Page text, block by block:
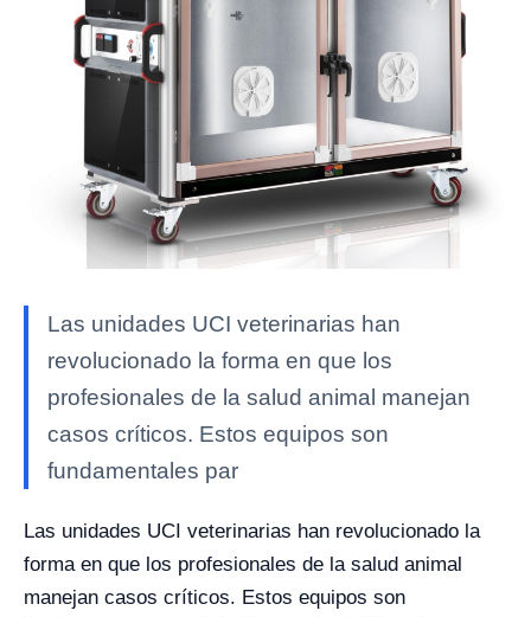
Las unidades UCI veterinarias han
revolucionado la forma en que los
profesionales de la salud animal manejan
casos críticos. Estos equipos son
fundamentales par
Las unidades UCI veterinarias han revolucionado la
forma en que los profesionales de la salud animal
manejan casos críticos. Estos equipos son